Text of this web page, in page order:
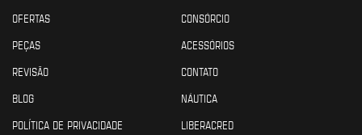
OFERTAS
CONSÓRCIO
PEÇAS
ACESSÓRIOS
REVISÃO
CONTATO
BLOG
NÁUTICA
POLÍTICA DE PRIVACIDADE
LIBERACRED